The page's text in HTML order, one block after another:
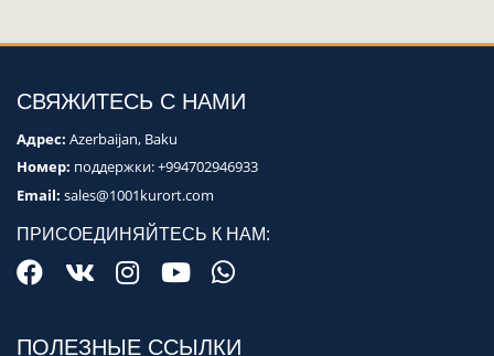
СВЯЖИТЕСЬ С НАМИ
Адрес: Azerbaijan, Baku
Номер: поддержки:+994702946933
Email: sales@1001kurort.com
ПРИСОЕДИНЯЙТЕСЬ К НАМ:
ПОЛЕЗНЫЕ ССЫЛКИ